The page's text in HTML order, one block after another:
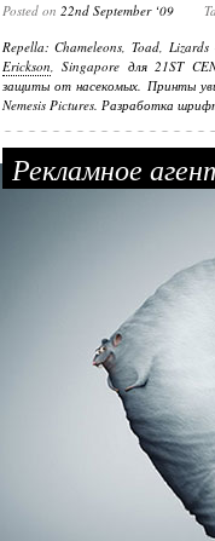
Posted on 22nd September ‘09
Repella: Chameleons, Toad,
Erickson, Singapore для 21ST
защиты от насекомых. Принты
Nemesis Pictures. Разработка
Рекламное